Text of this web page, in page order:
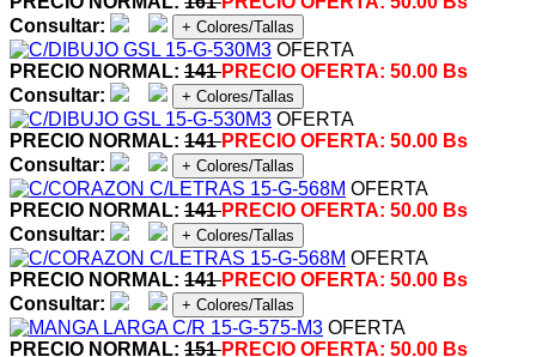
Consultar:
+ Colores/Tallas
OFERTA
PRECIO NORMAL: 141PRECIO OFERTA: 50.00 Bs
Consultar:
+ Colores/Tallas
OFERTA
PRECIO NORMAL: 141PRECIO OFERTA: 50.00 Bs
Consultar:
+ Colores/Tallas
OFERTA
PRECIO NORMAL: 141PRECIO OFERTA: 50.00 Bs
Consultar:
+ Colores/Tallas
OFERTA
PRECIO NORMAL: 141PRECIO OFERTA: 50.00 Bs
Consultar:
+ Colores/Tallas
OFERTA
PRECIO NORMAL: 151PRECIO OFERTA: 50.00 Bs